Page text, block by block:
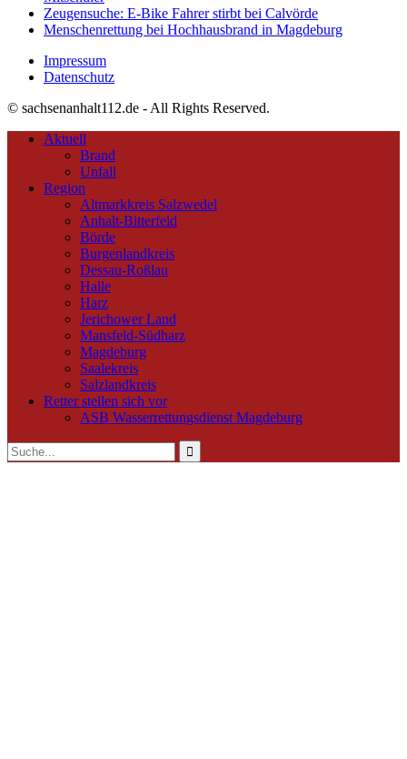
Zeugensuche: E-Bike Fahrer stirbt bei Calvörde
Menschenrettung bei Hochhausbrand in Magdeburg
Impressum
Datenschutz
© sachsenanhalt112.de - All Rights Reserved.
Aktuell
Brand
Unfall
Region
Altmarkkreis Salzwedel
Anhalt-Bitterfeld
Börde
Burgenlandkreis
Dessau-Roßlau
Halle
Harz
Jerichower Land
Mansfeld-Südharz
Magdeburg
Saalekreis
Salzlandkreis
Retter stellen sich vor
ASB Wasserrettungsdienst Magdeburg